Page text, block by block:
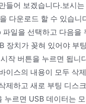
어 보겠습니다.보시
다운로드 할 수 있습니
일을 선택하고 다음
장치가 꽂혀 있어야 부
작 버튼을 누르면 됩
이스의 내용이 모두 삭
제하고 새로 부팅 디스
르면 USB 데이터는